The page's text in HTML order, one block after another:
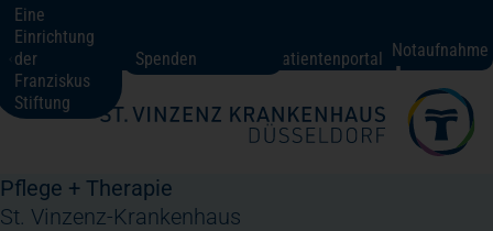
Eine
Einrichtung
der
Franziskus
Stiftung
Spenden Patientenportal Notaufnahme
St. Vinzenz-Krankenhaus Düsseldorf
Patienten + Besucher
Pflege + Therapie
St. Vinzenz-Krankenhaus